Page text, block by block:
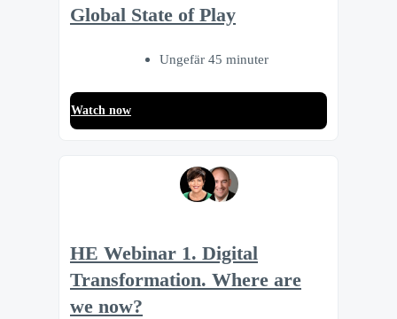
Global State of Play
Ungefär 45 minuter
Watch now
HE Webinar 1. Digital
Transformation. Where are
we now?